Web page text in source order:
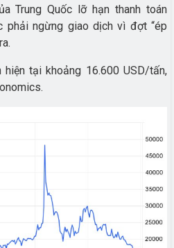
Trung Quốc lỡ hạn thanh toán
phải ngừng giao dịch vì đợt “ép
tại khoảng 16.600 USD/tấn,